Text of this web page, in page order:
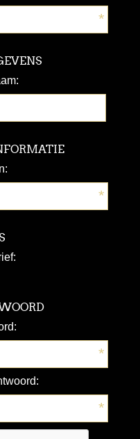
*
*
*
*